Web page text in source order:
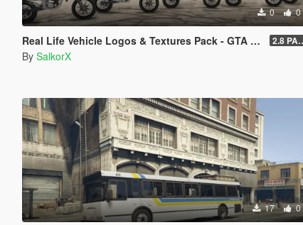
0 0
Real Life Vehicle Logos & Textures Pack - GTA V Enhanced 2.8
By SalkorX
17 0